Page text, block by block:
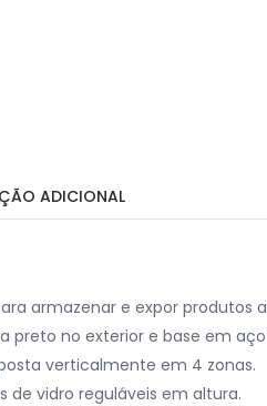
ADICIONAL
armazenar e expor produtos
preto no exterior e base em
verticalmente em 4 zonas.
de vidro reguláveis em altura.